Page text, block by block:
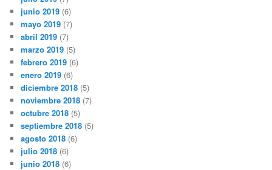
junio 2019 (6)
mayo 2019 (7)
abril 2019 (7)
marzo 2019 (5)
febrero 2019 (6)
enero 2019 (6)
diciembre 2018 (5)
noviembre 2018 (7)
octubre 2018 (5)
septiembre 2018 (5)
agosto 2018 (6)
julio 2018 (6)
junio 2018 (6)